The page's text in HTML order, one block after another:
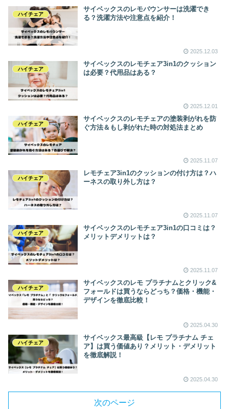
ハイチェア
サイベックスのレモバウンサーは洗濯でき
る？洗濯方法や注意点を紹介！
2025.12.03
ハイチェア
サイベックスのレモチェア3in1のクッション
は必要？代用品はある？
2025.12.01
ハイチェア
サイベックスのレモチェアの塗装剥がれを防
ぐ方法＆もし剥がれた時の対処法まとめ
2025.11.07
ハイチェア
レモチェア3in1のクッションの付け方は？ハ
ーネスの取り外し方は？
2025.11.07
ハイチェア
サイベックスのレモチェア3in1の口コミは？
メリットデメリットは？
2025.11.07
ハイチェア
サイベックスのレモ プラチナムとクリック&
フォールドは買うならどっち？価格・機能・
デザインを徹底比較！
2025.04.30
ハイチェア
サイベックス最高級【レモ プラチナム チェ
ア】は買う価値あり？メリット・デメリット
を徹底解説！
2025.04.30
次のページ